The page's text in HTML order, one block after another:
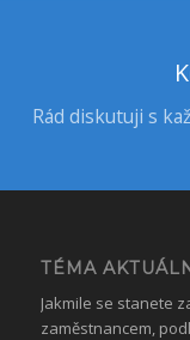
Rád diskutuji s
TÉMA
Jakmile se stanete
zaměstnancem,